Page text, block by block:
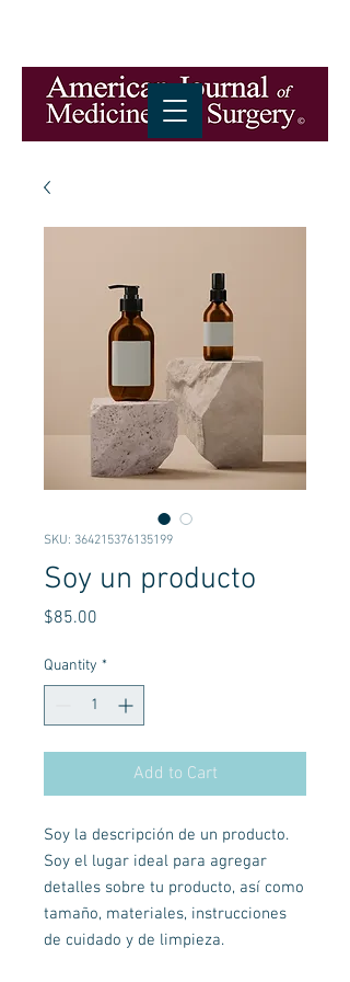
SKU: 364215376135199
Soy un producto
$85.00
Quantity *
Add to Cart
Soy la descripción de un producto.
Soy el lugar ideal para agregar
detalles sobre tu producto, así como
tamaño, materiales, instrucciones
de cuidado y de limpieza.